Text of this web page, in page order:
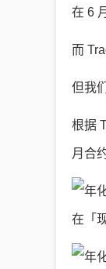
在 6
而
但我
根据
月合
在「